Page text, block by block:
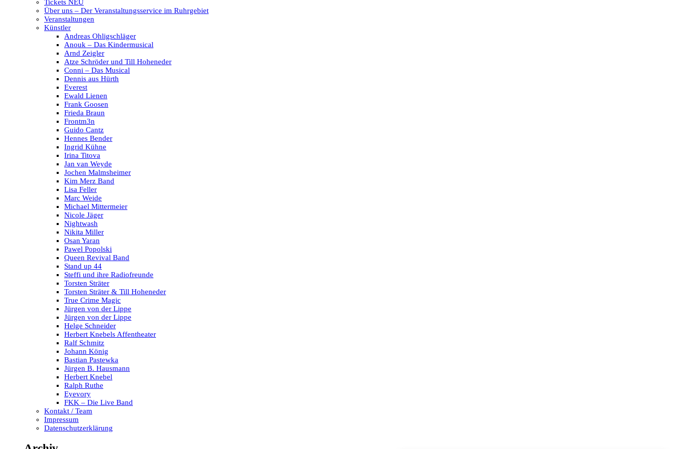
Tickets NEU
Über uns – Der Veranstaltungsservice im Ruhrgebiet
Veranstaltungen
Künstler
Andreas Ohligschläger
Anouk – Das Kindermusical
Arnd Zeigler
Atze Schröder und Till Hoheneder
Conni – Das Musical
Dennis aus Hürth
Everest
Ewald Lienen
Frank Goosen
Frieda Braun
Frontm3n
Guido Cantz
Hennes Bender
Ingrid Kühne
Irina Titova
Jan van Weyde
Jochen Malmsheimer
Kim Merz Band
Lisa Feller
Marc Weide
Michael Mittermeier
Nicole Jäger
Nightwash
Nikita Miller
Osan Yaran
Pawel Popolski
Queen Revival Band
Stand up 44
Steffi und ihre Radiofreunde
Torsten Sträter
Torsten Sträter & Till Hoheneder
True Crime Magic
Jürgen von der Lippe
Jürgen von der Lippe
Helge Schneider
Herbert Knebels Affentheater
Ralf Schmitz
Johann König
Bastian Pastewka
Jürgen B. Hausmann
Herbert Knebel
Ralph Ruthe
Eyevory
FKK – Die Live Band
Kontakt / Team
Impressum
Datenschutzerklärung